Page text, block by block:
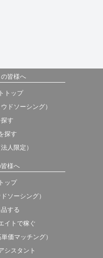
皆様へ
トップ
ドソーシング）
す
探す
人限定）
様へ
ップ
ソーシング）
する
イトで稼ぐ
価マッチング）
シスタント